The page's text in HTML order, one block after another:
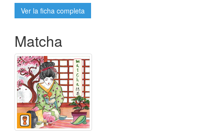
Ver la ficha completa
Matcha